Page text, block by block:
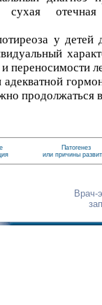
сухая
у
и переносимости
продолжаться
Патогенез
или причины
Врач-